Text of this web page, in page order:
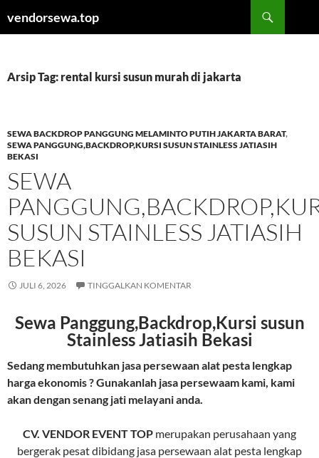
kevendorsewa.top
Arsip Tag: rental kursi susun murah di jakarta
SEWA BACKDROP PANGGUNG MELAMINTO PUTIH JAKARTA BARAT,
SEWA PANGGUNG,BACKDROP,KURSI SUSUN STAINLESS JATIASIH
BEKASI
SEWA
SUSUN STAINLESS JATIASIH
BEKASI
JULI 6, 2026 TINGGALKAN KOMENTAR
Sewa Panggung,Backdrop,Kursi susun
Stainless Jatiasih Bekasi
Sedang membutuhkan jasa persewaan alat pesta lengkap
harga ekonomis ? Gunakanlah jasa persewaam kami, kami
akan dengan senang jati melayani anda.
CV. VENDOR EVENT TOP merupakan perusahaan yang
bergerak pesat dibidang jasa persewaan alat pesta lengkap